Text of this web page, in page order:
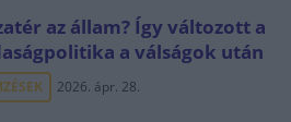
az állam? Így változott a
a válságok után
2026. ápr. 28.